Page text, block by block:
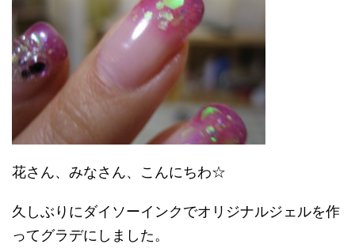
花さん、みなさん、こんにちわ☆
久しぶりにダイソーインクでオリジナルジェルを作
ってグラデにしました。